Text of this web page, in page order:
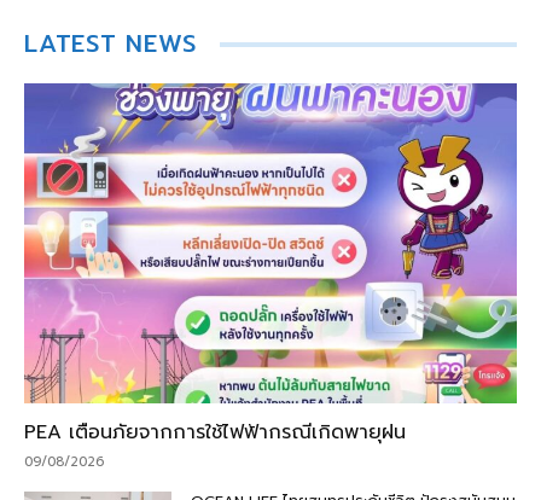
LATEST NEWS
PEA เตือนภัยจากการใช้ไฟฟ้ากรณีเกิดพายุฝน
09/08/2026